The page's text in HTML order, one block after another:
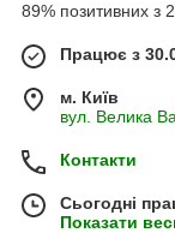
89% позитивних з
Працює з
м. Київ
вул. Велика
Контакти
Сьогодні
Показати